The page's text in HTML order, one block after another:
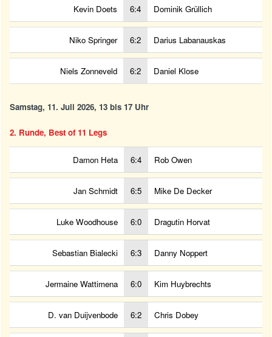
Kevin Doets 6:4 Dominik Grüllich
Niko Springer 6:2 Darius Labanauskas
Niels Zonneveld 6:2 Daniel Klose
Samstag, 11. Juli 2026, 13 bis 17 Uhr
2. Runde, Best of 11 Legs
Damon Heta 6:4 Rob Owen
Jan Schmidt 6:5 Mike De Decker
Luke Woodhouse 6:0 Dragutin Horvat
Sebastian Bialecki 6:3 Danny Noppert
Jermaine Wattimena 6:0 Kim Huybrechts
D. van Duijvenbode 6:2 Chris Dobey